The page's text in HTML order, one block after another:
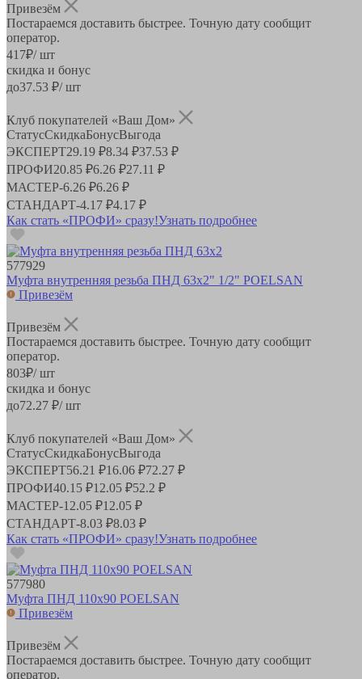
Привезём
Постараемся доставить быстрее. Точную дату сообщит
оператор.
417₽/ шт
скидка и бонус
до37.53 ₽/ шт
Клуб покупателей «Ваш Дом»
СтатусСкидкаБонусВыгода
ЭКСПЕРТ29.19 ₽8.34 ₽37.53 ₽
ПРОФИ20.85 ₽6.26 ₽27.11 ₽
МАСТЕР-6.26 ₽6.26 ₽
СТАНДАРТ-4.17 ₽4.17 ₽
Как стать «ПРОФИ» сразу!Узнать подробнее
577929
Муфта внутренняя резьба ПНД 63х2" 1/2" POELSAN
Привезём
Привезём
Постараемся доставить быстрее. Точную дату сообщит
оператор.
803₽/ шт
скидка и бонус
до72.27 ₽/ шт
Клуб покупателей «Ваш Дом»
СтатусСкидкаБонусВыгода
ЭКСПЕРТ56.21 ₽16.06 ₽72.27 ₽
ПРОФИ40.15 ₽12.05 ₽52.2 ₽
МАСТЕР-12.05 ₽12.05 ₽
СТАНДАРТ-8.03 ₽8.03 ₽
Как стать «ПРОФИ» сразу!Узнать подробнее
577980
Муфта ПНД 110х90 POELSAN
Привезём
Привезём
Постараемся доставить быстрее. Точную дату сообщит
оператор.